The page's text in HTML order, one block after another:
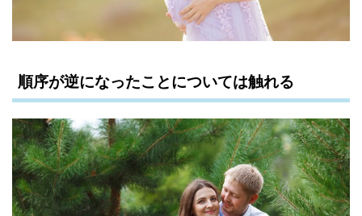
順序が逆になったことについては触れる